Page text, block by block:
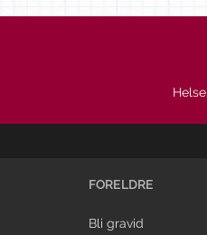
Helse
FORELDRE
Bli gravid